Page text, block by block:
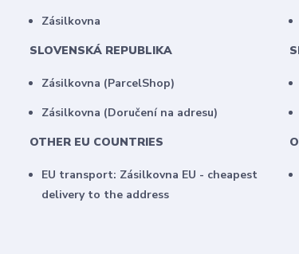
Zásilkovna
SLOVENSKÁ REPUBLIKA
Zásilkovna (ParcelShop)
Zásilkovna (Doručení na adresu)
OTHER EU COUNTRIES
EU transport: Zásilkovna EU - cheapest
delivery to the address